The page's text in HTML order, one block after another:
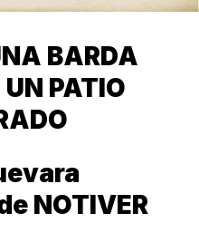
BARDA
PATIO
NOTIVER